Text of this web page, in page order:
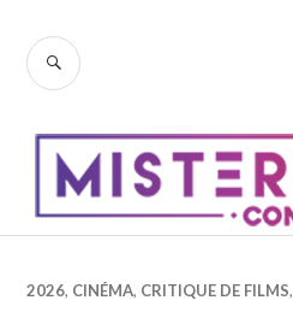
contenu
RECHERCHE
2026, CINÉMA, CRITIQUE DE FILMS,